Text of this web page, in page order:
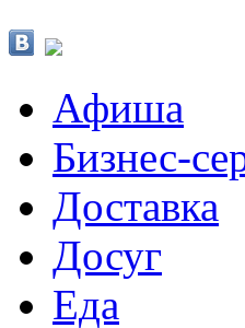
Афиша
Бизнес-
Доставка
Досуг
Еда